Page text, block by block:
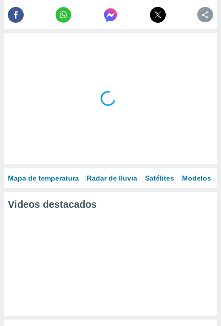
Mapa de temperatura Radar de lluvia Satélites Modelos
Videos destacados